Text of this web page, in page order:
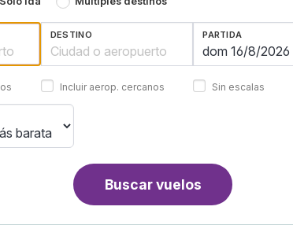
DESTINO
Incluir aerop. cercanos
PARTIDA
Sin escalas
Buscar vuelos